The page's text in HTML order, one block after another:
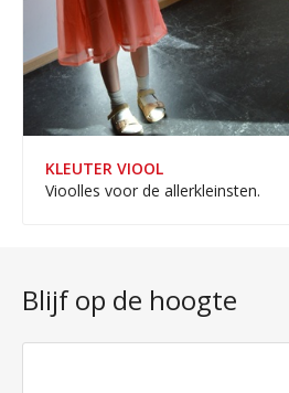
KLEUTER VIOOL
Vioolles voor de allerkleinsten.
Blijf op de hoogte